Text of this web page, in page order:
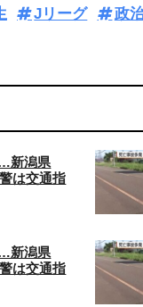
Jリーグ 政
…新潟県
は交通指
…新潟県
は交通指